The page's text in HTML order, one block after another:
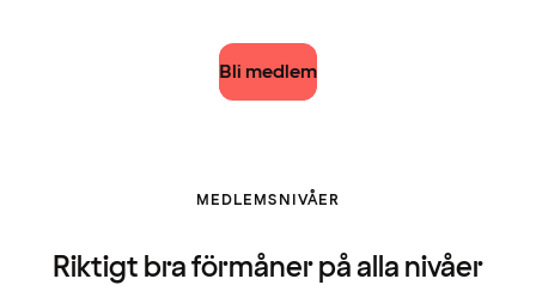
Bli medlem
MEDLEMSNIVÅER
Riktigt bra förmåner på alla nivåer